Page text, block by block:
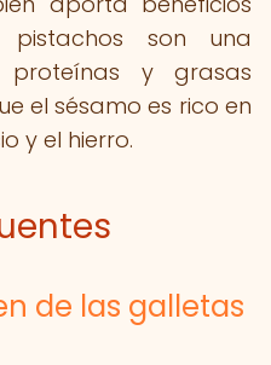
son una
proteínas y grasas
el sésamo es rico en
y el hierro.
de las galletas